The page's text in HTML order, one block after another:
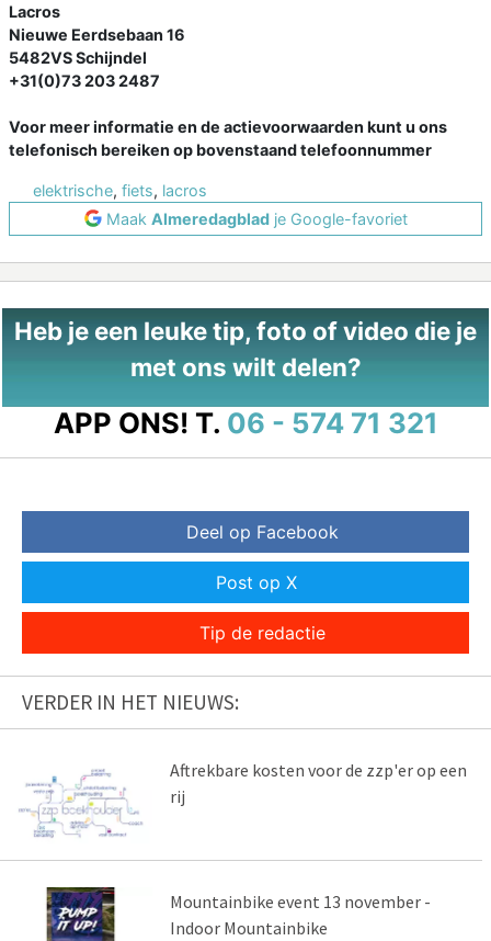
Lacros
Nieuwe Eerdsebaan 16
5482VS Schijndel
+31(0)73 203 2487
Voor meer informatie en de actievoorwaarden kunt u ons
telefonisch bereiken op bovenstaand telefoonnummer
elektrische, fiets, lacros
Maak Almeredagbladje Google-favoriet
Heb je een leuke tip, foto of video die je
met ons wilt delen?
APP ONS! T. 06 - 574 71 321
Deel op Facebook
Post op X
Tip de redactie
VERDER IN HET NIEUWS:
Aftrekbare kosten voor de zzp'er op een
rij
Mountainbike event 13 november -
Indoor Mountainbike